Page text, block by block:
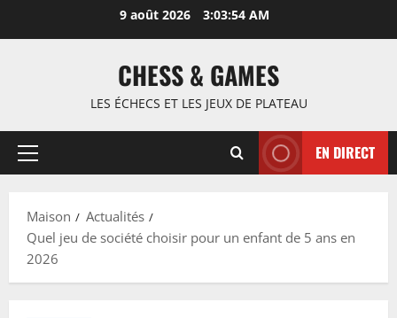
9 août 2026 3:03:55 AM
CHESS & GAMES
LES ÉCHECS ET LES JEUX DE PLATEAU
Menu
EN DIRECT
Maison
Actualités
Quel jeu de société choisir pour un enfant de 5 ans en
2026